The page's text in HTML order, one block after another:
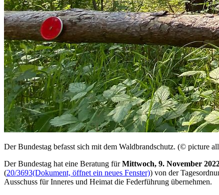
Der Bundestag befasst sich mit dem Waldbrandschutz. (© picture
Der Bundestag hat eine Beratung fürMittwoch, 9. November
(20/3693(Dokument, öffnet ein neues Fenster)) von der
Ausschuss für Inneres und Heimat die Federführung übernehmen.